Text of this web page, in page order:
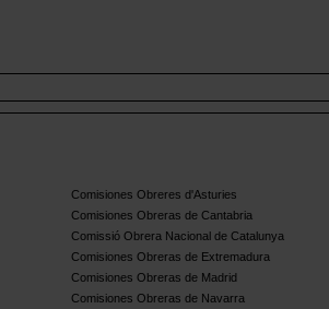
Comisiones Obreres d'Asturies
Comisiones Obreras de Cantabria
Comissió Obrera Nacional de Catalunya
Comisiones Obreras de Extremadura
Comisiones Obreras de Madrid
Comisiones Obreras de Navarra